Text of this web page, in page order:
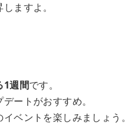
ますよ。
1週間です。
ートがおすすめ。
ベントを楽しみましょう。